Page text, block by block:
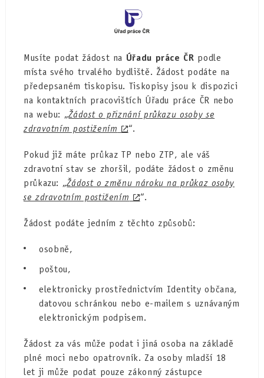
Musíte podat žádost na Úřadu práce ČR podle
místa svého trvalého bydliště. Žádost podáte na
předepsaném tiskopisu. Tiskopisy jsou k dispozici
na kontaktních pracovištích Úřadu práce ČR nebo
na webu: „Žádost o přiznání průkazu osoby se
zdravotním postižením
“.
Pokud již máte průkaz TP nebo ZTP, ale váš
zdravotní stav se zhoršil, podáte žádost o změnu
průkazu: „Žádost o změnu nároku na průkaz osoby
se zdravotním postižením
“.
Žádost podáte jedním z těchto způsobů:
osobně,
poštou,
elektronicky prostřednictvím Identity občana,
datovou schránkou nebo e-mailem s uznávaným
elektronickým podpisem.
Žádost za vás může podat i jiná osoba na základě
plné moci nebo opatrovník. Za osoby mladší 18
let ji může podat pouze zákonný zástupce